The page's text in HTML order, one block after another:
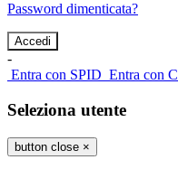
Password dimenticata?
-
Entra con SPID Entra con
Seleziona utente
button close ×